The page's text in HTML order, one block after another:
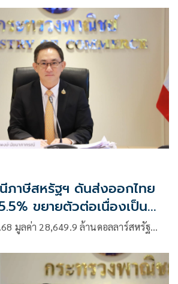
นีภาษีสหรัฐฯ ดันส่งออกไทย
ขยายตัวต่อเนื่องเป็น
มูลค่า 28,649.9 ล้านดอลลาร์สหรัฐ…